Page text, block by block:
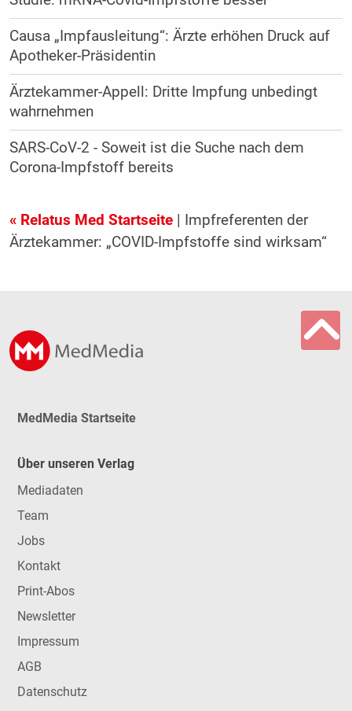
Causa „Impfausleitung“: Ärzte erhöhen Druck auf
Apotheker-Präsidentin
Ärztekammer-Appell: Dritte Impfung unbedingt
wahrnehmen
SARS-CoV-2 - Soweit ist die Suche nach dem
Corona-Impfstoff bereits
« Relatus Med Startseite| Impfreferenten der
Ärztekammer: „COVID-Impfstoffe sind wirksam“
MedMedia Startseite
Über unseren Verlag
Mediadaten
Team
Jobs
Kontakt
Print-Abos
Newsletter
Impressum
AGB
Datenschutz